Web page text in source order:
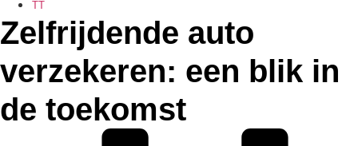
TT
Zelfrijdende auto
verzekeren: een blik in
de toekomst